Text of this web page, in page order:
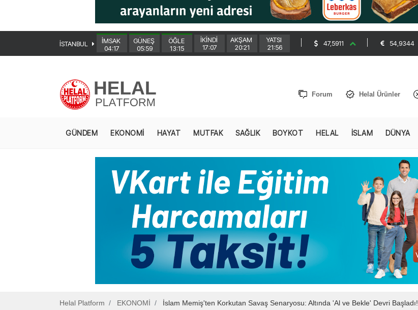
İSTANBUL
İMSAK
04:17
GÜNEŞ
05:59
ÖĞLE
13:15
İKİNDİ
17:07
AKŞAM
20:21
YATSI
21:56
47,5911 54,9344
Forum Helal Ürünler
GÜNDEM EKONOMİ HAYAT MUTFAK SAĞLIK BOYKOT HELAL İSLAM DÜNYA
Helal Platform EKONOMİ İslam Memiş'ten Korkutan Savaş Senaryosu: Altında 'Al ve Bekle' Devri Başladı!